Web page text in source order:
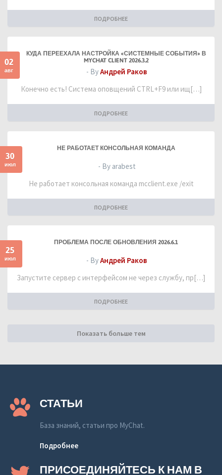
ПОДРОБНЕЕ
02
авг
КУДА ПЕРЕЕХАЛА НАСТРОЙКА «СИСТЕМНЫЕ СОБЫТИЯ» В
MYCHAT CLIENT 2026.3.2
- ByАндрей Раков
Конечно есть! Система оповщений CTRL+F9 или ищ[…]
ПОДРОБНЕЕ
30
июл
НЕ РАБОТАЕТ КОНСОЛЬНАЯ КОМАНДА
- By arabest
Не работает консольная команда mcclient.exe /exit
ПОДРОБНЕЕ
25
июл
ПРОБЛЕМА ПОСЛЕ ОБНОВЛЕНИЯ 2026.6.1
- ByАндрей Раков
Запустите сервер с интерфейсом не через службу, пр[…]
ПОДРОБНЕЕ
Показать больше тем
СТАТЬИ
База знаний, статьи про MyChat.
Подробнее
ПРИСОЕДИНЯЙТЕСЬ К НАМ В